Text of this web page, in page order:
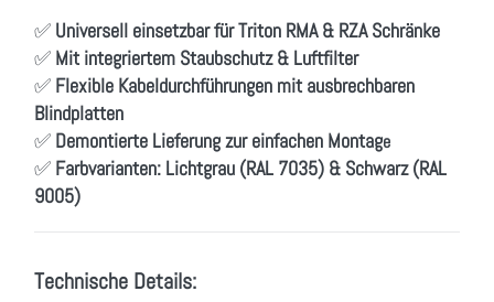
✅ Universell einsetzbar für Triton RMA & RZA Schränke
✅ Mit integriertem Staubschutz & Luftfilter
✅ Flexible Kabeldurchführungen mit ausbrechbaren
Blindplatten
✅ Demontierte Lieferung zur einfachen Montage
✅ Farbvarianten: Lichtgrau (RAL 7035) & Schwarz (RAL
9005)
Technische Details: